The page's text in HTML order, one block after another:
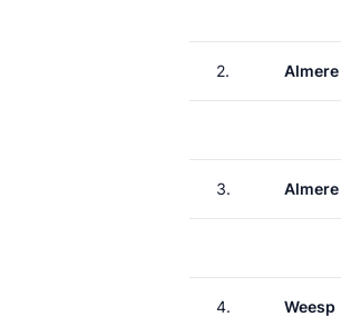
2.
3.
4. Weesp